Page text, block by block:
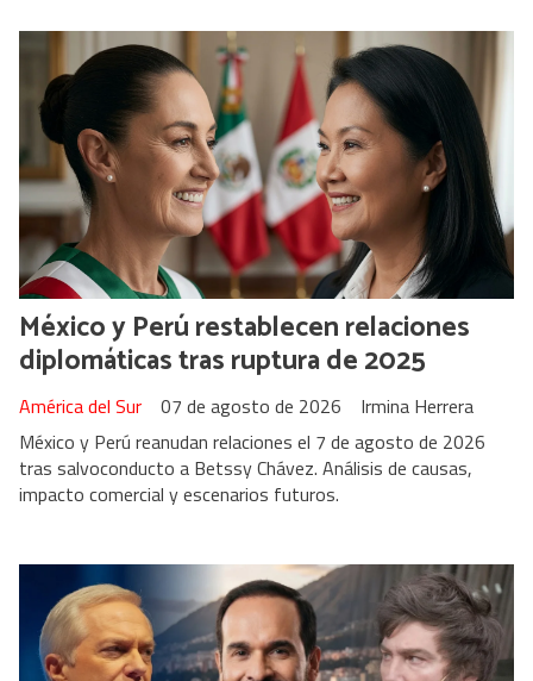
México y Perú restablecen relaciones
diplomáticas tras ruptura de 2025
Irmina Herrera
América del Sur
07 de agosto de 2026
México y Perú reanudan relaciones el 7 de agosto de 2026
tras salvoconducto a Betssy Chávez. Análisis de causas,
impacto comercial y escenarios futuros.